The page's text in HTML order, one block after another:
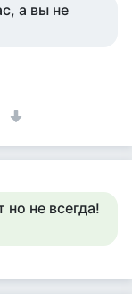
а вы не
но не всегда!